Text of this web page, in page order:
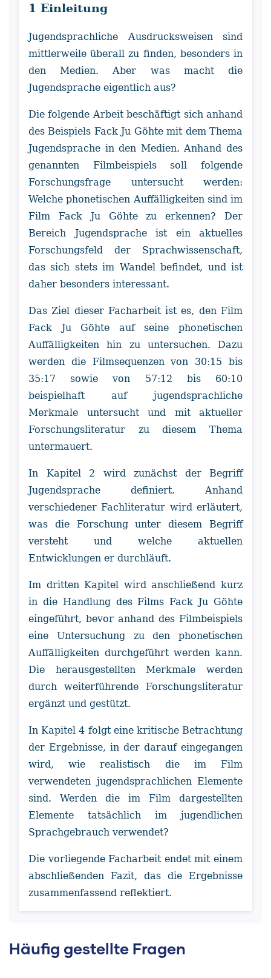
1 Einleitung
Jugendsprachliche Ausdrucksweisen sind
mittlerweile überall zu finden, besonders in
den Medien. Aber was macht die
Jugendsprache eigentlich aus?
Die folgende Arbeit beschäftigt sich anhand
des Beispiels Fack Ju Göhte mit dem Thema
Jugendsprache in den Medien. Anhand des
genannten Filmbeispiels soll folgende
Forschungsfrage untersucht werden:
Welche phonetischen Auffälligkeiten sind im
Film Fack Ju Göhte zu erkennen? Der
Bereich Jugendsprache ist ein aktuelles
Forschungsfeld der Sprachwissenschaft,
das sich stets im Wandel befindet, und ist
daher besonders interessant.
Das Ziel dieser Facharbeit ist es, den Film
Fack Ju Göhte auf seine phonetischen
Auffälligkeiten hin zu untersuchen. Dazu
werden die Filmsequenzen von 30:15 bis
35:17 sowie von 57:12 bis 60:10
beispielhaft auf jugendsprachliche
Merkmale untersucht und mit aktueller
Forschungsliteratur zu diesem Thema
untermauert.
In Kapitel 2 wird zunächst der Begriff
Jugendsprache definiert. Anhand
verschiedener Fachliteratur wird erläutert,
was die Forschung unter diesem Begriff
versteht und welche aktuellen
Entwicklungen er durchläuft.
Im dritten Kapitel wird anschließend kurz
in die Handlung des Films Fack Ju Göhte
eingeführt, bevor anhand des Filmbeispiels
eine Untersuchung zu den phonetischen
Auffälligkeiten durchgeführt werden kann.
Die herausgestellten Merkmale werden
durch weiterführende Forschungsliteratur
ergänzt und gestützt.
In Kapitel 4 folgt eine kritische Betrachtung
der Ergebnisse, in der darauf eingegangen
wird, wie realistisch die im Film
verwendeten jugendsprachlichen Elemente
sind. Werden die im Film dargestellten
Elemente tatsächlich im jugendlichen
Sprachgebrauch verwendet?
Die vorliegende Facharbeit endet mit einem
abschließenden Fazit, das die Ergebnisse
zusammenfassend reflektiert.
Häufig gestellte Fragen